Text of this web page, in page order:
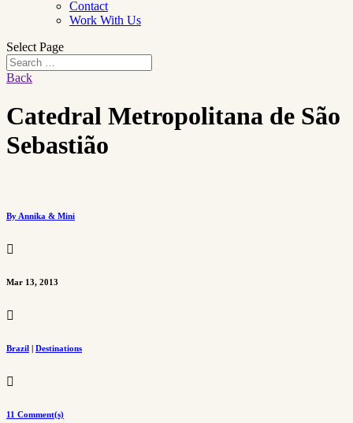
Contact
Work With Us
Select Page
Back
Catedral Metropolitana de São
Sebastião
By Annika & Mini

Mar 13, 2013

Brazil | Destinations

11 Comment(s)